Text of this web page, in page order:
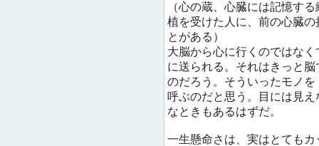
（心の蔵、心臓には記憶す
植を受けた人に、前の心臓
とがある）
大脳から心に行くのではな
に送られる。それはきっと
のだろう。そういったモノ
呼ぶのだと思う。目には見
なときもあるはずだ。
一生懸命さは、実はとても